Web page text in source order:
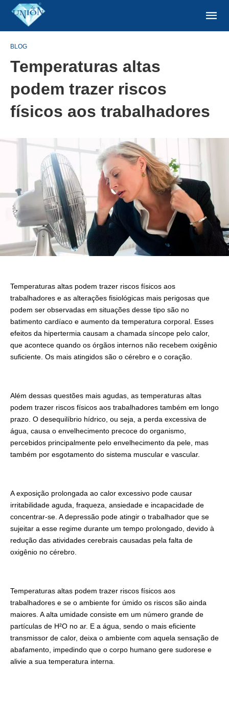
BLOG
Temperaturas altas
podem trazer riscos
físicos aos trabalhadores
Temperaturas altas podem trazer riscos físicos aos
trabalhadores e as alterações fisiológicas mais perigosas que
podem ser observadas em situações desse tipo são no
batimento cardíaco e aumento da temperatura corporal. Esses
efeitos da hipertermia causam a chamada síncope pelo calor,
que acontece quando os órgãos internos não recebem oxigênio
suficiente. Os mais atingidos são o cérebro e o coração.
Além dessas questões mais agudas, as temperaturas altas
podem trazer riscos físicos aos trabalhadores também em longo
prazo. O desequilíbrio hídrico, ou seja, a perda excessiva de
água, causa o envelhecimento precoce do organismo,
percebidos principalmente pelo envelhecimento da pele, mas
também por esgotamento do sistema muscular e vascular.
A exposição prolongada ao calor excessivo pode causar
irritabilidade aguda, fraqueza, ansiedade e incapacidade de
concentrar-se. A depressão pode atingir o trabalhador que se
sujeitar a esse regime durante um tempo prolongado, devido à
redução das atividades cerebrais causadas pela falta de
oxigênio no cérebro.
Temperaturas altas podem trazer riscos físicos aos
trabalhadores e se o ambiente for úmido os riscos são ainda
maiores. A alta umidade consiste em um número grande de
partículas de H²O no ar. E a água, sendo o mais eficiente
transmissor de calor, deixa o ambiente com aquela sensação de
abafamento, impedindo que o corpo humano gere sudorese e
alivie a sua temperatura interna.